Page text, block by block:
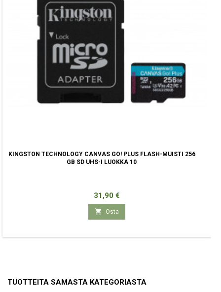
KINGSTON TECHNOLOGY CANVAS GO! PLUS FLASH-MUISTI 256
GB SD UHS-I LUOKKA 10
Hinta
31,90 €
 Osta
TUOTTEITA SAMASTA KATEGORIASTA